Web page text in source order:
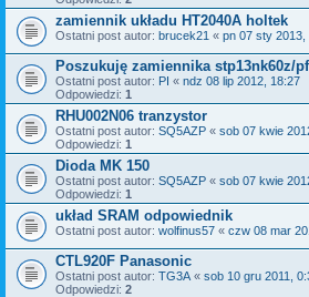
zamiennik układu HT2040A holtek
Ostatni post autor: brucek21 « pn 07 sty 2013,
Poszukuję zamiennika stp13nk60z/
Ostatni post autor: PI « ndz 08 lip 2012, 18:27
Odpowiedzi: 1
RHU002N06 tranzystor
Ostatni post autor: SQ5AZP « sob 07 kwie
Odpowiedzi: 1
Dioda MK 150
Ostatni post autor: SQ5AZP « sob 07 kwie
Odpowiedzi: 1
układ SRAM odpowiednik
Ostatni post autor: wolfinus57 « czw 08 mar
CTL920F Panasonic
Ostatni post autor: TG3A « sob 10 gru 2011,
Odpowiedzi: 2